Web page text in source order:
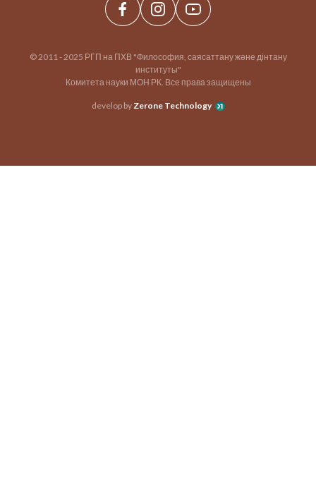
© 2011 - 2025 РГП на ПХВ "Философия, саясаттану және дінтану
институты"
Комитета науки МОН РК. Все права защищены
develop byZerone Technology